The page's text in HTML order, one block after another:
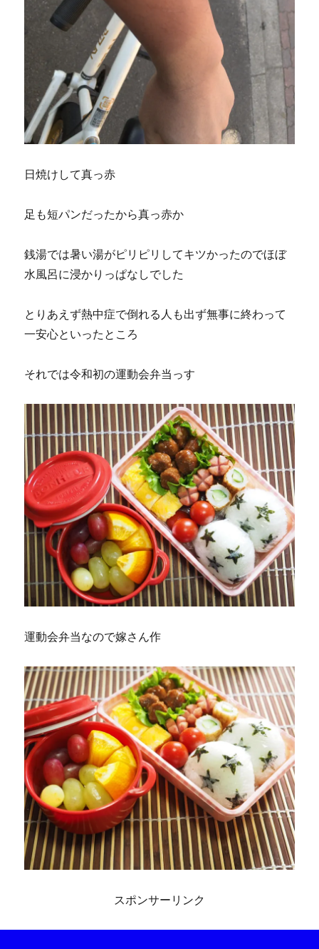
日焼けして真っ赤
足も短パンだったから真っ赤か
銭湯では暑い湯がピリピリしてキツかったのでほぼ
水風呂に浸かりっぱなしでした
とりあえず熱中症で倒れる人も出ず無事に終わって
一安心といったところ
それでは令和初の運動会弁当っす
運動会弁当なので嫁さん作
スポンサーリンク